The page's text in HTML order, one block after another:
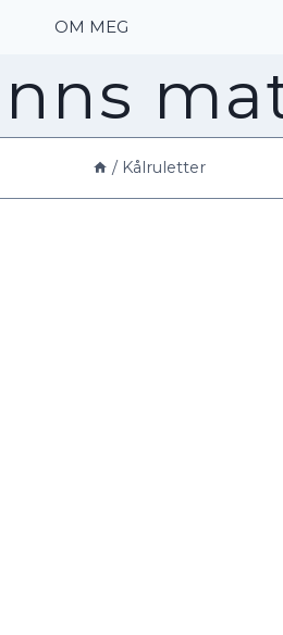
OM MEG
/ Kålruletter